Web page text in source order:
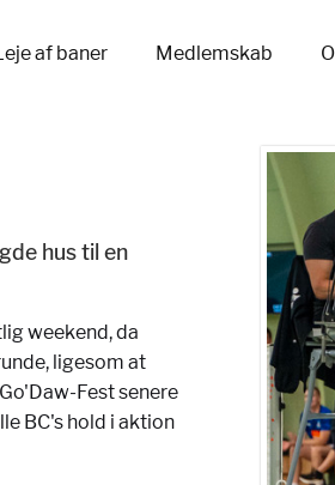
af baner Medlemskab
hus til en
weekend, da
ligesom at
Fest senere
BC's hold i aktion